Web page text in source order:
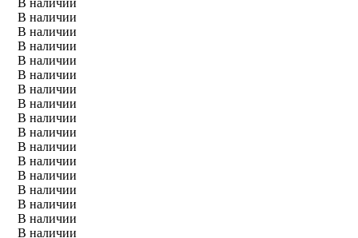
В наличии
В наличии
В наличии
В наличии
В наличии
В наличии
В наличии
В наличии
В наличии
В наличии
В наличии
В наличии
В наличии
В наличии
В наличии
В наличии